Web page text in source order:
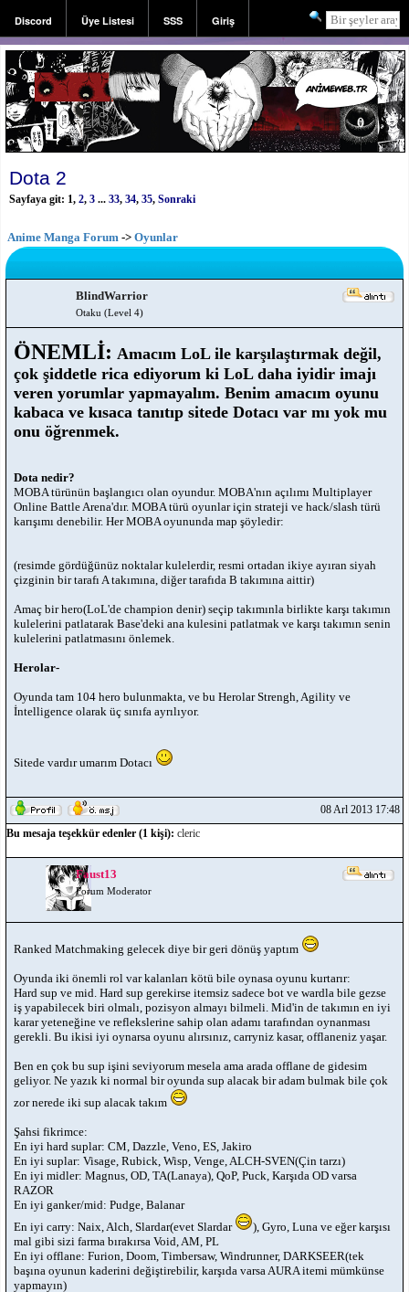
Discord Üye Listesi SSS Giriş
Kayıt
Dota 2
Sayfaya git: 1, 2, 3 ... 33, 34, 35, Sonraki
Anime Manga Forum -> Oyunlar
BlindWarrior
Otaku (Level 4)
ÖNEMLİ: Amacım LoL ile karşılaştırmak değil,
çok şiddetle rica ediyorum ki LoL daha iyidir imajı
veren yorumlar yapmayalım. Benim amacım oyunu
kabaca ve kısaca tanıtıp sitede Dotacı var mı yok mu
onu öğrenmek.
Dota nedir?
MOBA türünün başlangıcı olan oyundur. MOBA'nın açılımı Multiplayer
Online Battle Arena'dır. MOBA türü oyunlar için strateji ve hack/slash türü
karışımı denebilir. Her MOBA oyununda map şöyledir:
(resimde gördüğünüz noktalar kulelerdir, resmi ortadan ikiye ayıran siyah
çizginin bir tarafı A takımına, diğer tarafıda B takımına aittir)
Amaç bir hero(LoL'de champion denir) seçip takımınla birlikte karşı takımın
kulelerini patlatarak Base'deki ana kulesini patlatmak ve karşı takımın senin
kulelerini patlatmasını önlemek.
Herolar-
Oyunda tam 104 hero bulunmakta, ve bu Herolar Strengh, Agility ve
İntelligence olarak üç sınıfa ayrılıyor.
Sitede vardır umarım Dotacı
08 Arl 2013 17:48
Bu mesaja teşekkür edenler (1 kişi): cleric
Faust13
Forum Moderator
Ranked Matchmaking gelecek diye bir geri dönüş yaptım
Oyunda iki önemli rol var kalanları kötü bile oynasa oyunu kurtarır:
Hard sup ve mid. Hard sup gerekirse itemsiz sadece bot ve wardla bile gezse
iş yapabilecek biri olmalı, pozisyon almayı bilmeli. Mid'in de takımın en iyi
karar yeteneğine ve reflekslerine sahip olan adamı tarafından oynanması
gerekli. Bu ikisi iyi oynarsa oyunu alırsınız, carryniz kasar, offlaneniz yaşar.
Ben en çok bu sup işini seviyorum mesela ama arada offlane de gidesim
geliyor. Ne yazık ki normal bir oyunda sup alacak bir adam bulmak bile çok
zor nerede iki sup alacak takım
Şahsi fikrimce:
En iyi hard suplar: CM, Dazzle, Veno, ES, Jakiro
En iyi suplar: Visage, Rubick, Wisp, Venge, ALCH-SVEN(Çin tarzı)
En iyi midler: Magnus, OD, TA(Lanaya), QoP, Puck, Karşıda OD varsa
RAZOR
En iyi ganker/mid: Pudge, Balanar
En iyi carry: Naix, Alch, Slardar(evet Slardar
), Gyro, Luna ve eğer karşısı
mal gibi sizi farma bırakırsa Void, AM, PL
En iyi offlane: Furion, Doom, Timbersaw, Windrunner, DARKSEER(tek
başına oyunun kaderini değiştirebilir, karşıda varsa AURA itemi mümkünse
yapmayın)